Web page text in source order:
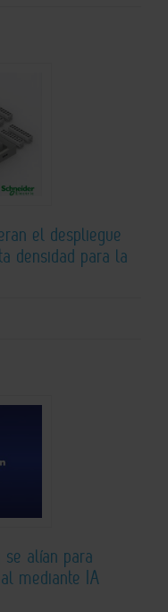
el despliegue
densidad para la
alían para
mediante IA